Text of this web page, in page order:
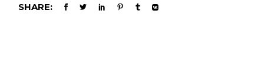
SHARE: